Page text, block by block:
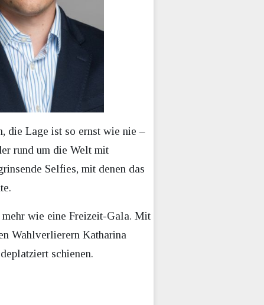
die Lage ist so ernst wie nie –
rund um die Welt mit
Selfies, mit denen das
wie eine Freizeit-Gala. Mit
Wahlverlierern Katharina
schienen.